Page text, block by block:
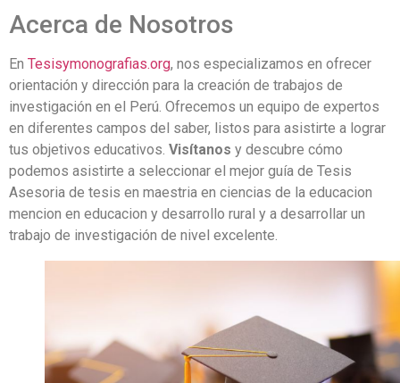
Acerca de Nosotros
En Tesisymonografias.org, nos especializamos en ofrecer
orientación y dirección para la creación de trabajos de
investigación en el Perú. Ofrecemos un equipo de expertos
en diferentes campos del saber, listos para asistirte a lograr
tus objetivos educativos. Visítanos y descubre cómo
podemos asistirte a seleccionar el mejor guía de Tesis
Asesoria de tesis en maestria en ciencias de la educacion
mencion en educacion y desarrollo rural y a desarrollar un
trabajo de investigación de nivel excelente.